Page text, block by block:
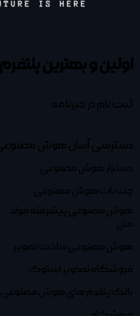
اولین و بهترین پلتفرم
ثبت نام در خبرنامه
دسترسی آسان هوش
دستیار هوش مصنوعی
چت بات هوش مصنوعی
هوش مصنوعی پیشرفته مولد
متن
هوش مصنوعی ساخت تصویر
فروشگاه تصاویر استوک
بانک پتفرم های هوش مصنوعی